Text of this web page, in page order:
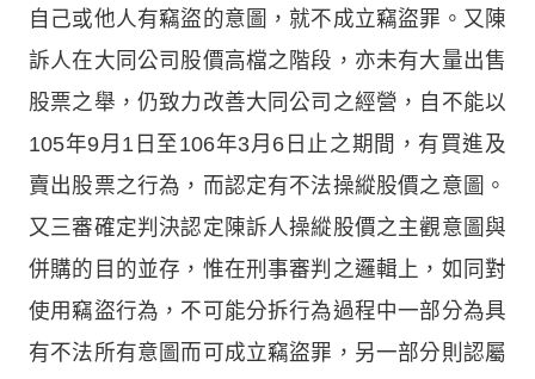
自己或他人有竊盜的意圖，就不成立竊盜罪。又陳
訴人在大同公司股價高檔之階段，亦未有大量出售
股票之舉，仍致力改善大同公司之經營，自不能以
105年9月1日至106年3月6日止之期間，有買進及
賣出股票之行為，而認定有不法操縱股價之意圖。
又三審確定判決認定陳訴人操縱股價之主觀意圖與
併購的目的並存，惟在刑事審判之邏輯上，如同對
使用竊盜行為，不可能分拆行為過程中一部分為具
有不法所有意圖而可成立竊盜罪，另一部分則認屬